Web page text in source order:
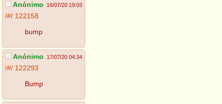
Anónimo 16/07/20 19:03
/#/ 122158
bump
Anónimo 17/07/20 04:34
/#/ 122293
Bump